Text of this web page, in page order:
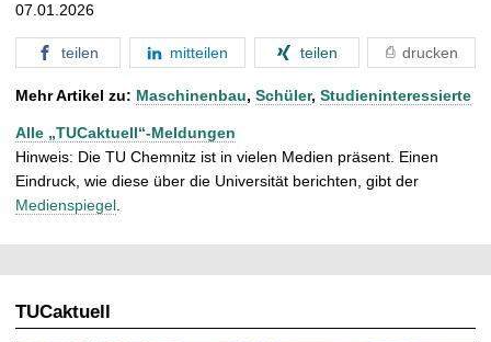
07.01.2026
teilen mitteilen teilen drucken
Mehr Artikel zu: Maschinenbau, Schüler, Studieninteressierte
Alle „TUCaktuell“-Meldungen
Hinweis: Die TU Chemnitz ist in vielen Medien präsent. Einen
Eindruck, wie diese über die Universität berichten, gibt der
Medienspiegel
TUCaktuell